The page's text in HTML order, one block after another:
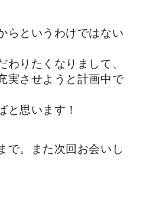
らというわけではない
わりたくなりまして、
実させようと計画中で
と思います！
で。また次回お会いし